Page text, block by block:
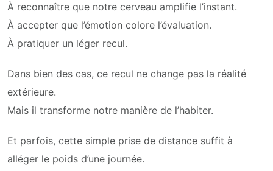
À reconnaître que notre cerveau amplifie l’instant.
À accepter que l’émotion colore l’évaluation.
À pratiquer un léger recul.
Dans bien des cas, ce recul ne change pas la réalité
extérieure.
Mais il transforme notre manière de l’habiter.
Et parfois, cette simple prise de distance suffit à
alléger le poids d’une journée.